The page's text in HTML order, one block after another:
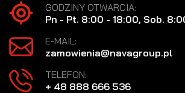
GODZINY OTWARCIA:
Pn - Pt. 8:00 - 18:00, Sob.
E-MAIL:
zamowienia@navagroup.pl
TELEFON:
+ 48 888 666 536